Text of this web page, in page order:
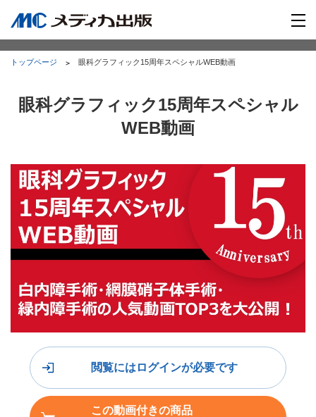
トップページ 眼科グラフィック15周年スペシャルWEB動画
眼科グラフィック15周年スペシャル
WEB動画
閲覧にはログインが必要です
この動画付きの商品